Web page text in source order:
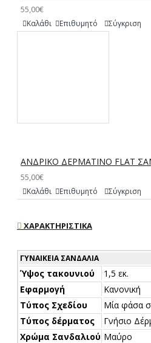
55,00€
Καλάθι Επιθυμητό Σύγκριση
ΑΝΔΡΙΚΟ ΔΕΡΜΑΤΙΝΟ FLAT
55,00€
Καλάθι Επιθυμητό Σύγκριση
ΧΑΡΑΚΤΗΡΙΣΤΙΚΆ
ΓΥΝΑΙΚΕΊΑ ΣΑΝΔΆΛΙΑ
Ύψος τακουνιού
1,5 εκ.
Εφαρμογή
Κανονική
Τύπος Σχεδίου
Μία φάσα
Τύπος δέρματος
Γνήσιο
Χρώμα Σανδαλιού Μαύρο